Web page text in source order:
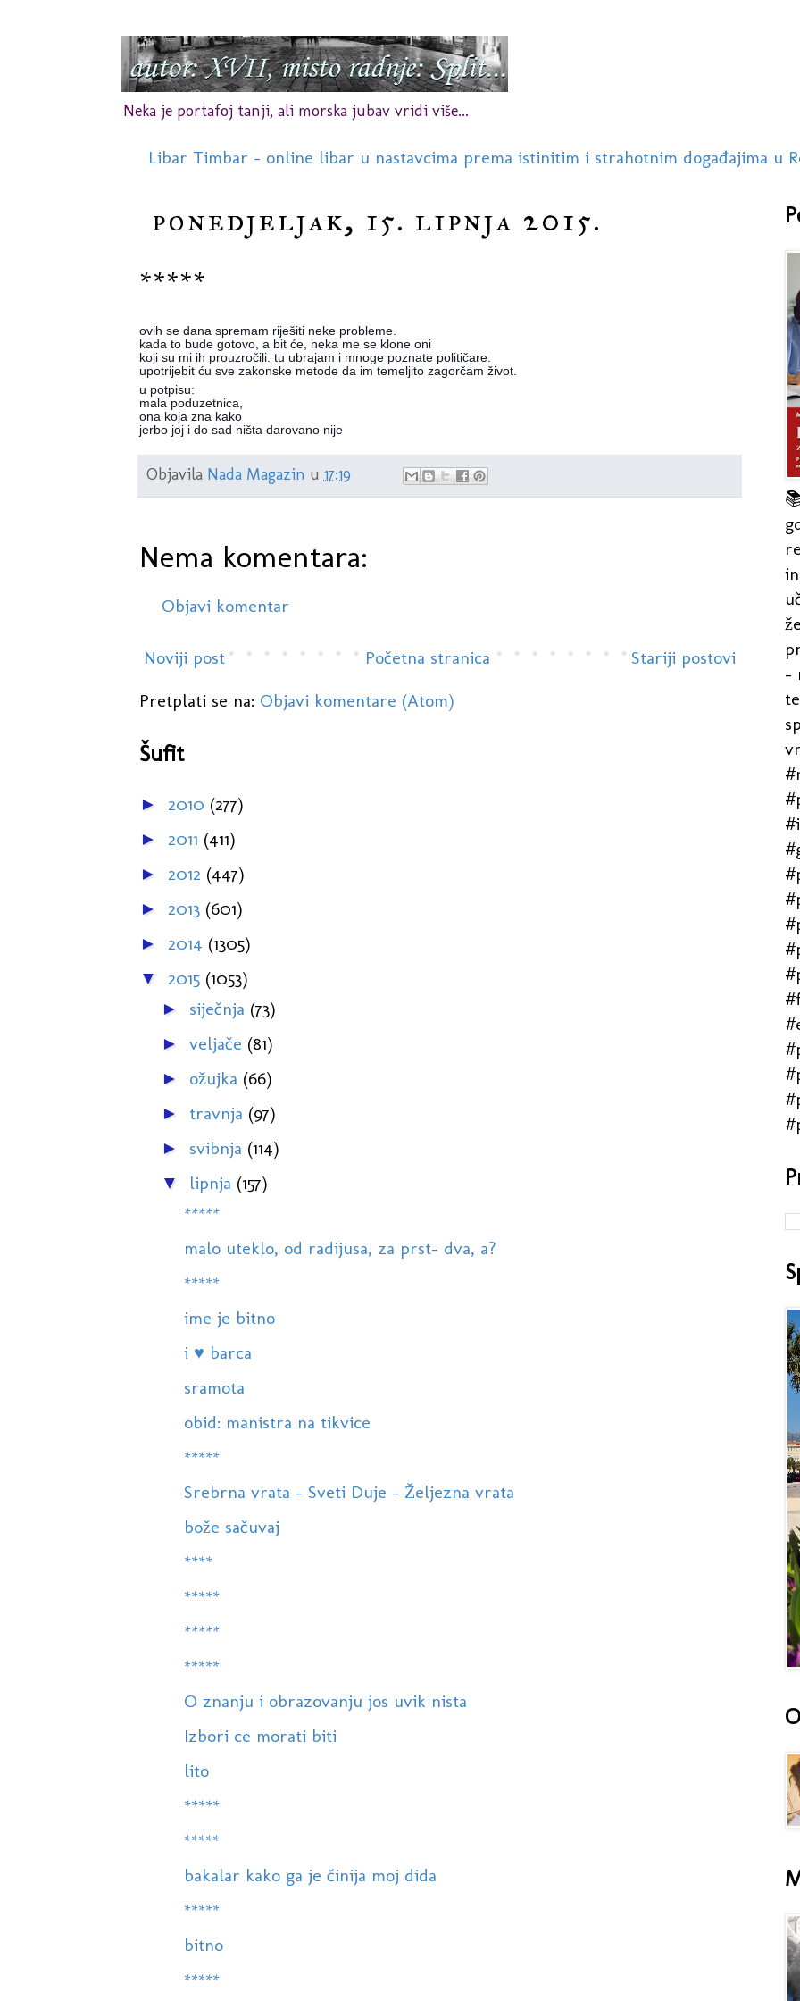
Neka je portafoj tanji, ali morska jubav vridi više...
Libar Timbar - online libar u nastavcima prema istinitim i strahotnim događajima u
ponedjeljak, 15. lipnja 2015.
*****
ovih se dana spremam riješiti neke probleme.
kada to bude gotovo, a bit će, neka me se klone oni
koji su mi ih prouzročili. tu ubrajam i mnoge poznate političare.
upotrijebit ću sve zakonske metode da im temeljito zagorčam život.
u potpisu:
mala poduzetnica,
ona koja zna kako
jerbo joj i do sad ništa darovano nije
Objavila Nada Magazin u 17:19
Nema komentara:
Objavi komentar
Noviji post Stariji postovi
Početna stranica
Pretplati se na: Objavi komentare (Atom)
Šufit
► 2010 (277)
► 2011 (411)
► 2012 (447)
► 2013 (601)
► 2014 (1305)
▼ 2015 (1053)
► siječnja (73)
► veljače (81)
► ožujka (66)
► travnja (97)
► svibnja (114)
▼ lipnja (157)
*****
malo uteklo, od radijusa, za prst- dva, a?
*****
ime je bitno
i ♥ barca
sramota
obid: manistra na tikvice
*****
Srebrna vrata - Sveti Duje - Željezna vrata
bože sačuvaj
****
*****
*****
*****
O znanju i obrazovanju jos uvik nista
Izbori ce morati biti
lito
*****
*****
bakalar kako ga je činija moj dida
*****
bitno
*****
-